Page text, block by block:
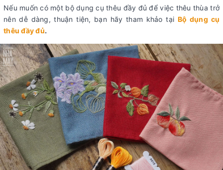
Nếu muốn có một bộ dụng cụ thêu đầy đủ để việc thêu thùa trở
nên dễ dàng, thuận tiện, bạn hãy tham khảo tại Bộ dụng cụ
thêu đầy đủ.